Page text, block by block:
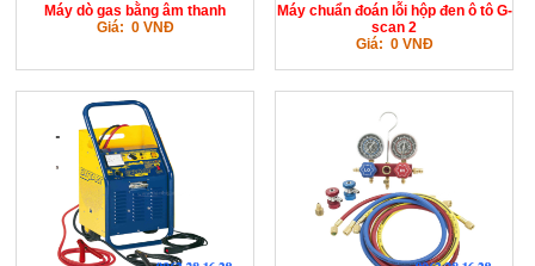
Máy dò gas bằng âm thanh
Giá: 0 VNĐ
Máy chuẩn đoán lỗi hộp đen ô tô G-
scan 2
Giá: 0 VNĐ